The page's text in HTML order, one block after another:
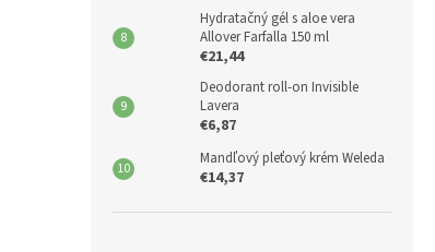
Hydratačný gél s aloe vera
Allover Farfalla 150 ml
€21,44
Deodorant roll-on Invisible
Lavera
€6,87
Mandľový pleťový krém Weleda
€14,37